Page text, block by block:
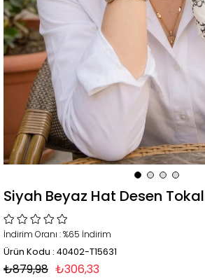
Siyah Beyaz Hat Desen
İndirim Oranı :%65 İndirim
Ürün Kodu : 40402-T15631
₺879,98 ₺306,33